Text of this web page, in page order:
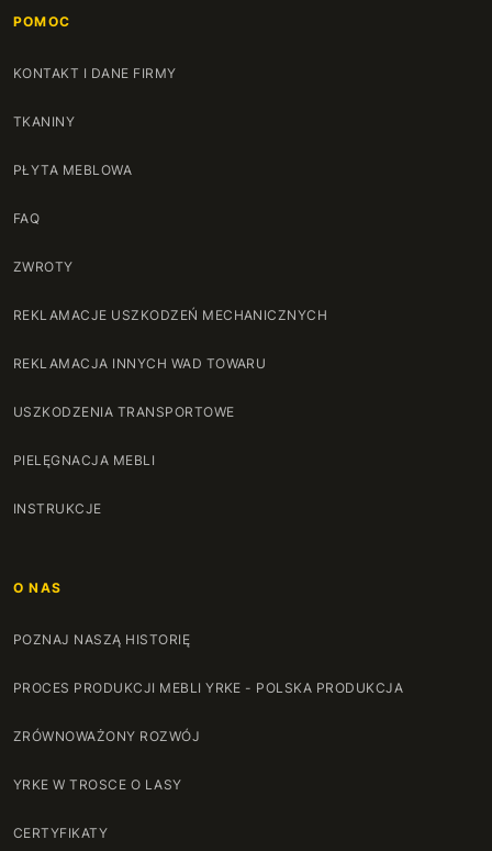
POMOC
KONTAKT I DANE FIRMY
TKANINY
PŁYTA MEBLOWA
FAQ
ZWROTY
REKLAMACJE USZKODZEŃ MECHANICZNYCH
REKLAMACJA INNYCH WAD TOWARU
USZKODZENIA TRANSPORTOWE
PIELĘGNACJA MEBLI
INSTRUKCJE
O NAS
POZNAJ NASZĄ HISTORIĘ
PROCES PRODUKCJI MEBLI YRKE - POLSKA PRODUKCJA
ZRÓWNOWAŻONY ROZWÓJ
YRKE W TROSCE O LASY
CERTYFIKATY